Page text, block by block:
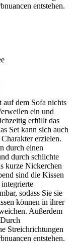
entstehen.
auf dem Sofa nichts
ein und
erfüllt das
Set kann sich auch
erzielen.
durch einen
durch schlichte
kurze Nickerchen
sind die Kissen
sodass Sie sie
können in ihrer
Außerdem
Streichrichtungen
entstehen.